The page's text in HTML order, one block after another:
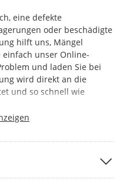
eine defekte
oder beschädigte
hilft uns, Mängel
unser Online-
und laden Sie bei
wird direkt an die
und so schnell wie
sichere und gut
keine automatische
erfolgt.